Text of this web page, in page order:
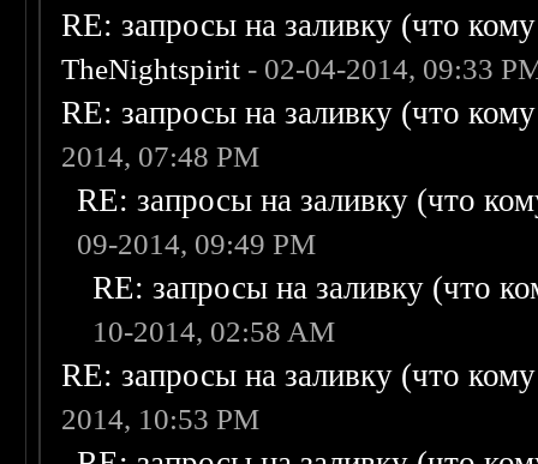
RE: запросы на заливку (что
TheNightspirit - 02-04-2014, 09:33
RE: запросы на заливку (что
2014, 07:48 PM
RE: запросы на заливку (что
09-2014, 09:49 PM
RE: запросы на заливку (что
10-2014, 02:58 AM
RE: запросы на заливку (что
2014, 10:53 PM